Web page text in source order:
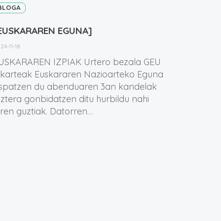
EGUNA]
11-18
IZPIAK Urtero bezala GEU
Euskararen Nazioarteko Eguna
du abenduaren 3an kandelak
gonbidatzen ditu hurbildu nahi
guztiak. Datorren…